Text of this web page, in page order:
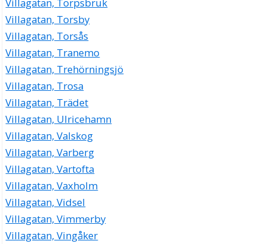
Villagatan, Torsby
Villagatan, Torsås
Villagatan, Tranemo
Villagatan, Trehörningsjö
Villagatan, Trosa
Villagatan, Trädet
Villagatan, Ulricehamn
Villagatan, Valskog
Villagatan, Varberg
Villagatan, Vartofta
Villagatan, Vaxholm
Villagatan, Vidsel
Villagatan, Vimmerby
Villagatan, Vingåker